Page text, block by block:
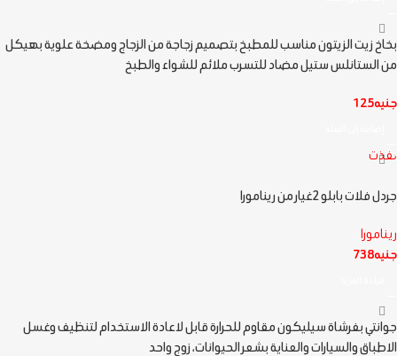
بخاخ زيت الزيتون مناسب للمطبخ بتصميم زجاجة من الزجاج ومضخة علوية بهيكل
من الستانلس ستيل مضاد للتسرب ملائم للشواء والطبخ
جنيه125
نفذت
جردل فلات بابلو 2غيار من رينامورا
رينامورا
جنيه738
جوانتي بفرشاة سيليكون مقاوم للحرارة قابل لاعادة الاستخدام لتنظيف وغسل
الاطباق والسيارات والعناية بشعر الحيوانات، زوج واحد